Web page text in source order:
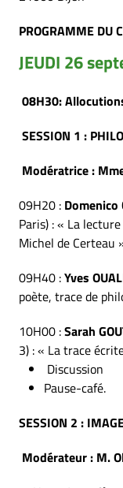
PROGRAMME DU
JEUDI 26
08H30:
SESSION 1 :
Modératrice :
09H20 : Domenico
Paris) : « La
Michel de Certeau
09H40 :Yves
poète, trace de
10H00 :Sarah
3) : « La trace
Discussion
Pause-café.
SESSION 2 :
Modérateur : M.